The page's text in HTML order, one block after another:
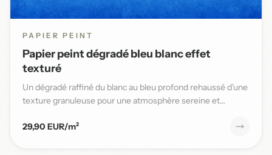
PAPIER PEINT
Papier peint dégradé bleu blanc effet
texturé
Un dégradé raffiné du blanc au bleu profond rehaussé d'une
texture granuleuse pour une atmosphère sereine et
29,90 EUR/m²